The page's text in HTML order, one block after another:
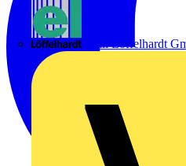
Emil Löffelhardt